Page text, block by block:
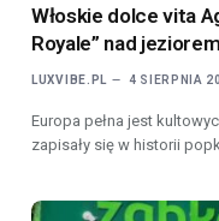
Włoskie dolce vita
Royale” nad
LUXVIBE.PL 4 SIERPNIA
Europa pełna jest
zapisały się w historii